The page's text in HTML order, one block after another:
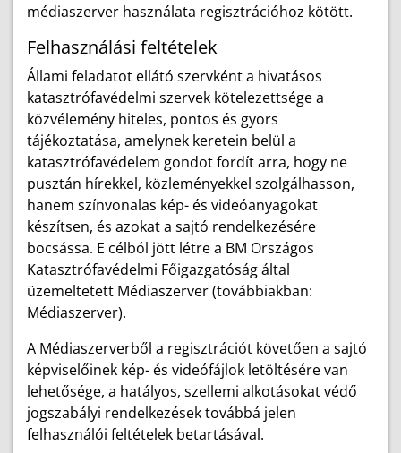
médiaszerver használata regisztrációhoz kötött.
Felhasználási feltételek
Állami feladatot ellátó szervként a hivatásos
katasztrófavédelmi szervek kötelezettsége a
közvélemény hiteles, pontos és gyors
tájékoztatása, amelynek keretein belül a
katasztrófavédelem gondot fordít arra, hogy ne
pusztán hírekkel, közleményekkel szolgálhasson,
hanem színvonalas kép- és videóanyagokat
készítsen, és azokat a sajtó rendelkezésére
bocsássa. E célból jött létre a BM Országos
Katasztrófavédelmi Főigazgatóság által
üzemeltetett Médiaszerver (továbbiakban:
Médiaszerver).
A Médiaszerverből a regisztrációt követően a sajtó
képviselőinek kép- és videófájlok letöltésére van
lehetősége, a hatályos, szellemi alkotásokat védő
jogszabályi rendelkezések továbbá jelen
felhasználói feltételek betartásával.